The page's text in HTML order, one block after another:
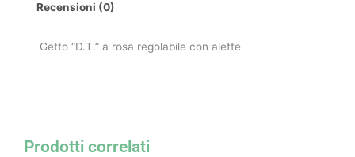
Recensioni (0)
Getto “D.T.” a rosa regolabile con alette
Prodotti correlati